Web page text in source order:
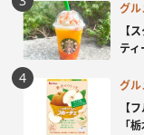
グル
【
ティ
グル
【
「